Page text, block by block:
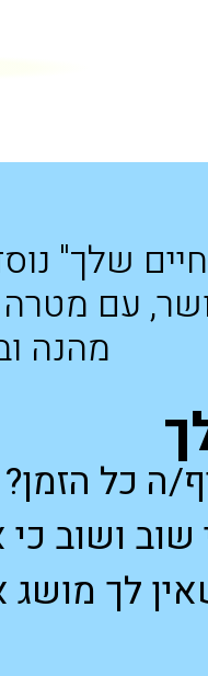
שלך"
עם מטרה
מהנה
ה כל הזמן?
ושוב כי
לך מושג